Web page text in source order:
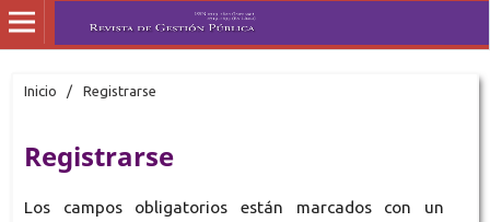
Inicio / Registrarse
Registrarse
Los campos obligatorios están marcados con un